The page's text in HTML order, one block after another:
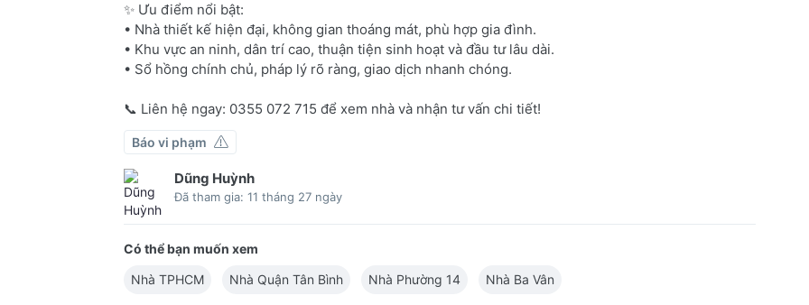
✨ Ưu điểm nổi bật:
• Nhà thiết kế hiện đại, không gian thoáng mát, phù hợp gia đình.
• Khu vực an ninh, dân trí cao, thuận tiện sinh hoạt và đầu tư lâu dài.
• Sổ hồng chính chủ, pháp lý rõ ràng, giao dịch nhanh chóng.
📞 Liên hệ ngay: 0355 072 715 để xem nhà và nhận tư vấn chi tiết!
Báo vi phạm
Dũng Huỳnh
Đã tham gia: 11 tháng 27 ngày
Có thể bạn muốn xem
Nhà TPHCM
Nhà Quận Tân Bình Nhà Phường 14 Nhà Ba Vân